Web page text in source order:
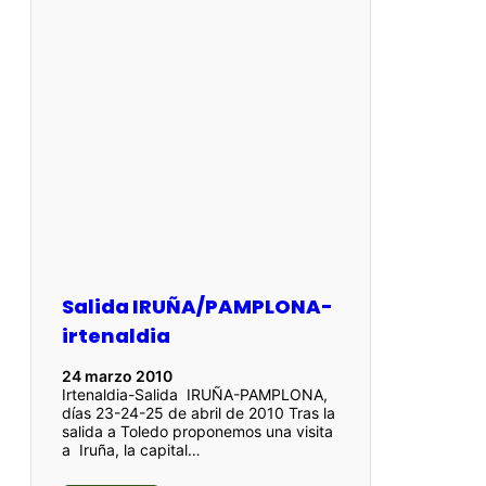
Salida IRUÑA/PAMPLONA-
irtenaldia
24 marzo 2010
Irtenaldia-Salida IRUÑA-PAMPLONA,
días 23-24-25 de abril de 2010 Tras la
salida a Toledo proponemos una visita
a Iruña, la capital…